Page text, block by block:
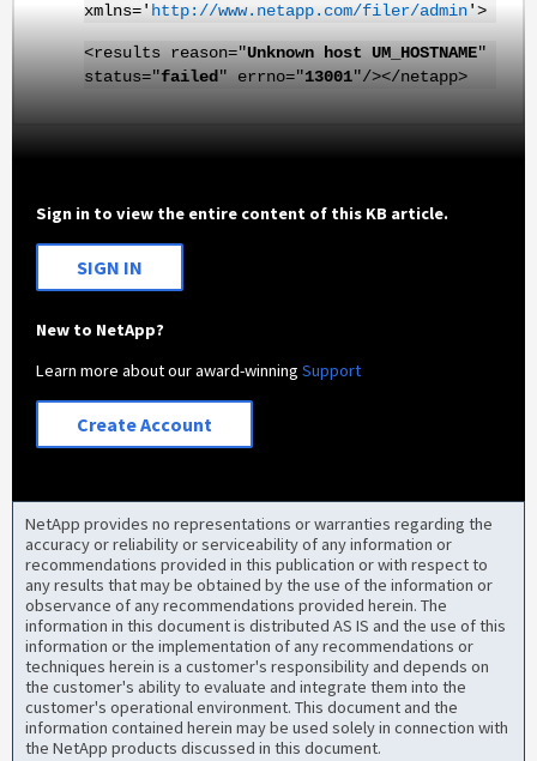
xmlns=' http://www.netapp.com/filer/admin'>
<results reason="Unknown host UM_HOSTNAME"
status="failed " errno="13001"/></netapp>
Sign in to view the entire content of this KB article.
SIGN IN
New to NetApp?
Learn more about our award-winningSupport
Create Account
NetApp provides no representations or warranties regarding the
accuracy or reliability or serviceability of any information or
recommendations provided in this publication or with respect to
any results that may be obtained by the use of the information or
observance of any recommendations provided herein. The
information in this document is distributed AS IS and the use of this
information or the implementation of any recommendations or
techniques herein is a customer's responsibility and depends on
the customer's ability to evaluate and integrate them into the
customer's operational environment. This document and the
information contained herein may be used solely in connection with
the NetApp products discussed in this document.